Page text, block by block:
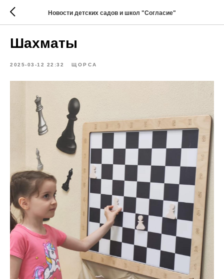
Новости детских садов и школ "Согласие"
Шахматы
2025-03-12 22:32 ЩОРСА